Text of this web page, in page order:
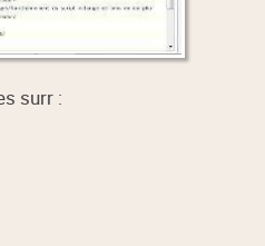
surr :